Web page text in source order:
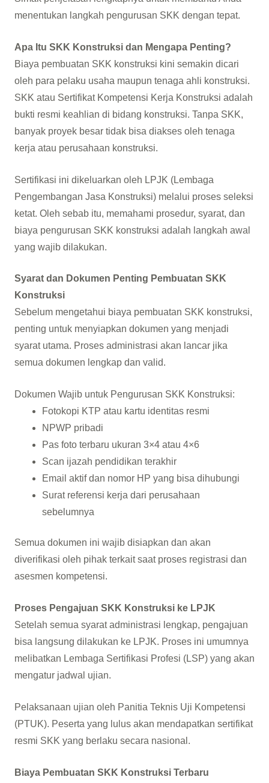
menentukan langkah pengurusan SKK dengan tepat.
Apa Itu SKK Konstruksi dan Mengapa Penting?
Biaya pembuatan SKK konstruksi kini semakin dicari
oleh para pelaku usaha maupun tenaga ahli konstruksi.
SKK atau Sertifikat Kompetensi Kerja Konstruksi adalah
bukti resmi keahlian di bidang konstruksi. Tanpa SKK,
banyak proyek besar tidak bisa diakses oleh tenaga
kerja atau perusahaan konstruksi.
Sertifikasi ini dikeluarkan oleh LPJK (Lembaga
Pengembangan Jasa Konstruksi) melalui proses seleksi
ketat. Oleh sebab itu, memahami prosedur, syarat, dan
biaya pengurusan SKK konstruksi adalah langkah awal
yang wajib dilakukan.
Syarat dan Dokumen Penting Pembuatan SKK
Konstruksi
Sebelum mengetahui biaya pembuatan SKK konstruksi,
penting untuk menyiapkan dokumen yang menjadi
syarat utama. Proses administrasi akan lancar jika
semua dokumen lengkap dan valid.
Dokumen Wajib untuk Pengurusan SKK Konstruksi:
Fotokopi KTP atau kartu identitas resmi
NPWP pribadi
Pas foto terbaru ukuran 3×4 atau 4×6
Scan ijazah pendidikan terakhir
Email aktif dan nomor HP yang bisa dihubungi
Surat referensi kerja dari perusahaan
sebelumnya
Semua dokumen ini wajib disiapkan dan akan
diverifikasi oleh pihak terkait saat proses registrasi dan
asesmen kompetensi.
Proses Pengajuan SKK Konstruksi ke LPJK
Setelah semua syarat administrasi lengkap, pengajuan
bisa langsung dilakukan ke LPJK. Proses ini umumnya
melibatkan Lembaga Sertifikasi Profesi (LSP) yang akan
mengatur jadwal ujian.
Pelaksanaan ujian oleh Panitia Teknis Uji Kompetensi
(PTUK). Peserta yang lulus akan mendapatkan sertifikat
resmi SKK yang berlaku secara nasional.
Biaya Pembuatan SKK Konstruksi Terbaru